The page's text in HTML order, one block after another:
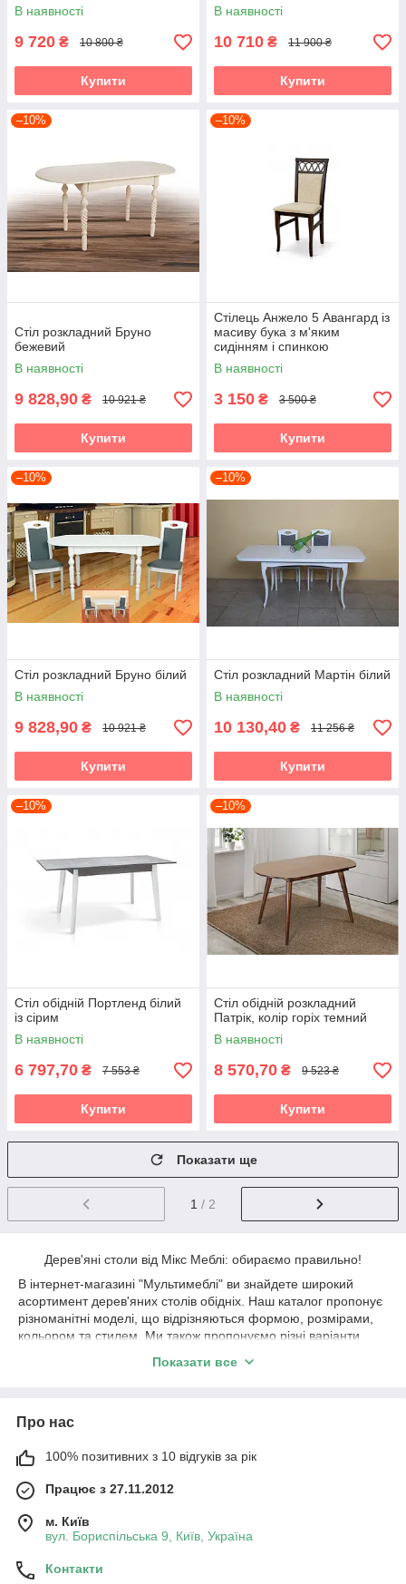
В наявності
9 720 ₴ 10 800 ₴
Купити
В наявності
10 710 ₴ 11 900 ₴
Купити
–10%
Стіл розкладний Бруно
бежевий
В наявності
9 828,90 ₴ 10 921 ₴
Купити
–10%
Стілець Анжело 5 Авангард із
масиву бука з м'яким
сидінням і спинкою
В наявності
3 150 ₴ 3 500 ₴
Купити
–10%
Стіл розкладний Бруно білий
В наявності
9 828,90 ₴ 10 921 ₴
Купити
–10%
Стіл розкладний Мартін білий
В наявності
10 130,40 ₴ 11 256 ₴
Купити
–10%
Стіл обідній Портленд білий
із сірим
В наявності
6 797,70 ₴ 7 553 ₴
Купити
–10%
Стіл обідній розкладний
Патрік, колір горіх темний
В наявності
8 570,70 ₴ 9 523 ₴
Купити
Показати ще
1 / 2
Дерев'яні столи від Мікс Меблі: обираємо правильно!
В інтернет-магазині "Мультимеблі" ви знайдете широкий
асортимент дерев'яних столів обідніх. Наш каталог пропонує
різноманітні моделі, що відрізняються формою, розмірами,
кольором та стилем. Ми також пропонуємо різні варіанти
надійні та практичні столи, що ідеально підходять для їх
При виборі дерев'яного столу рекомендується звернути увагу
на такі параметри:
горіха та гевеї у виробництві наших столів.
Форма: Вибір форми залежить від стилю інтер'єру
вашої їдальні та ваших особистих уподобань.
Показати все
Про нас
100% позитивних з 10 відгуків за рік
Працює з 27.11.2012
м. Київ
вул. Бориспільська 9, Київ, Україна
Контакти